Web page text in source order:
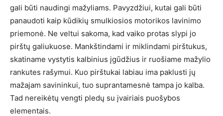
gali būti naudingi mažyliams. Pavyzdžiui, kutai gali būti
panaudoti kaip kūdikių smulkiosios motorikos lavinimo
priemonė. Ne veltui sakoma, kad vaiko protas slypi jo
pirštų galiukuose. Mankštindami ir miklindami pirštukus,
skatiname vystytis kalbinius įgūdžius ir ruošiame mažylio
rankutes rašymui. Kuo pirštukai labiau ima paklusti jų
mažajam savininkui, tuo suprantamesnė tampa jo kalba.
Tad nereikėtų vengti pledų su įvairiais puošybos
elementais.